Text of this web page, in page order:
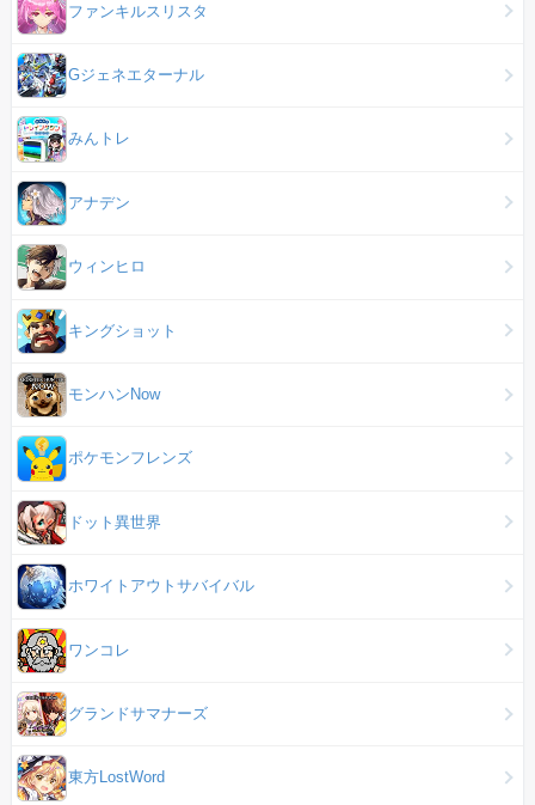
ファンキルスリスタ
Gジェネエターナル
みんトレ
アナデン
ウィンヒロ
キングショット
モンハンNow
ポケモンフレンズ
ドット異世界
ホワイトアウトサバイバル
ワンコレ
グランドサマナーズ
東方LostWord